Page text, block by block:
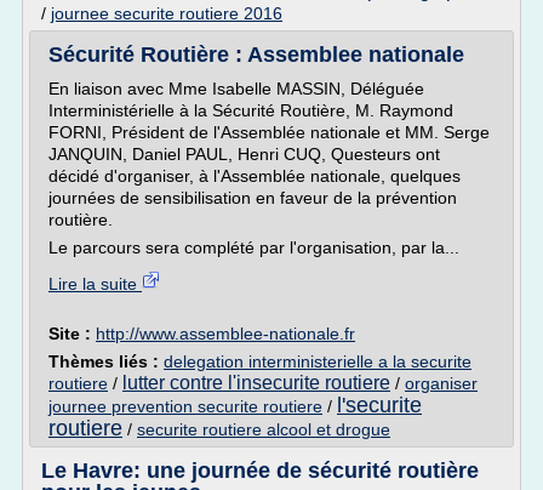
/ journee securite routiere 2016
Sécurité Routière : Assemblee nationale
En liaison avec Mme Isabelle MASSIN, Déléguée
Interministérielle à la Sécurité Routière, M. Raymond
FORNI, Président de l'Assemblée nationale et MM. Serge
JANQUIN, Daniel PAUL, Henri CUQ, Questeurs ont
décidé d'organiser, à l'Assemblée nationale, quelques
journées de sensibilisation en faveur de la prévention
routière.
Le parcours sera complété par l'organisation, par la...
Lire la suite
Site : http://www.assemblee-nationale.fr
Thèmes liés : delegation interministerielle a la securite
routiere / lutter contre l'insecurite routiere / organiser
journee prevention securite routiere / l'securite
routiere / securite routiere alcool et drogue
Le Havre: une journée de sécurité routière